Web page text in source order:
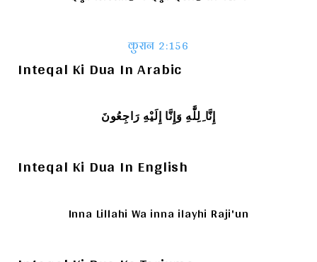
कुरान 2:156
Inteqal Ki Dua In Arabic
إِنَّا ِلِلَّٰهِ وَإِنَّا إِلَيْهِ رَاجِعُونَ
Inteqal Ki Dua In English
Inna Lillahi Wa inna ilayhi Raji'un